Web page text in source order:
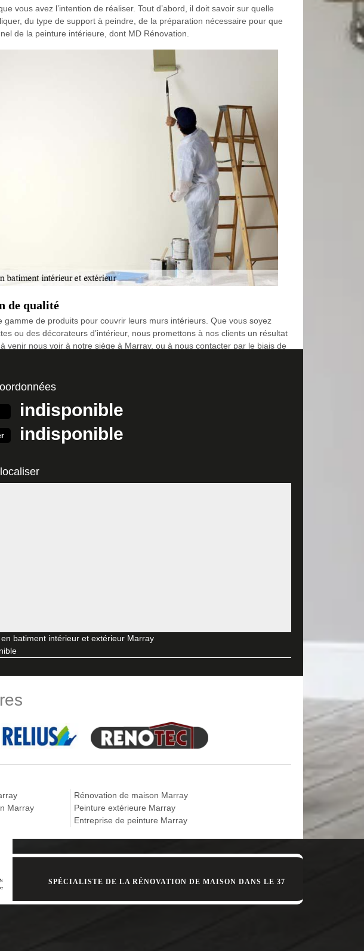
vous avez l’intention de réaliser. Tout d’abord, il doit savoir sur quelle
du type de support à peindre, de la préparation nécessaire pour que
de la peinture intérieure, dont MD Rénovation.
de qualité
de produits pour couvrir leurs murs intérieurs. Que vous soyez
ou des décorateurs d’intérieur, nous promettons à nos clients un résultat
nous voir à notre siège à Marray, ou à nous contacter par le biais de
soit agréable. Il doit par exemple ne pas dépasser une certaine
apparaître dessus. Dans le pire des cas, la surface sur laquelle
Dans le 37370, MD Rénovation est à votre disposition pour ce
intérieur ? Vous devriez idéalement établir un budget pour pouvoir
de peinture, est de demander un devis détaillé. Les prestataires en
et demandez-leur ce document pour avoir une idée du montant à allouer
Le premier type d’enduit se fait sur trois couches. Il exige la
ses prestations, contactez ses chargés de clientèle.
est une entreprise de peinture intérieure qui se concentre et fournit
peinture mural, pose d’enduit et pour tout ce qui concerne les travaux
qualifiés.
intérieure. Avec notre équipe d’artisans peintres intérieurs, nous
peinture acrylique diluée, puis nous l’appliquons précautionneusement sur
indisponible
indisponible
batiment intérieur et extérieur Marray
Marray
Rénovation de maison Marray
Peinture extérieure Marray
Entreprise de peinture Marray
SPÉCIALISTE DE LA RÉNOVATION DE MAISON DANS LE 37